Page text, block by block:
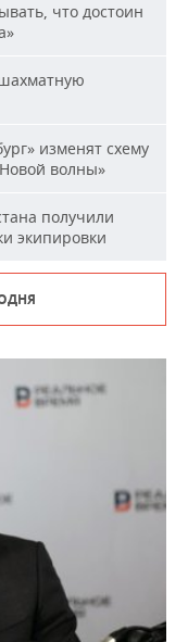
что достоин
изменят схему
волны»
получили
экипировки